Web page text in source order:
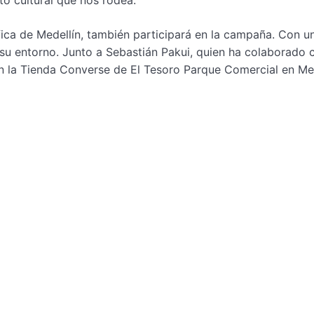
de Medellín, también participará en la campaña. Con
entorno. Junto a Sebastián Pakui, quien ha colaborado
Tienda Converse de El Tesoro Parque Comercial en